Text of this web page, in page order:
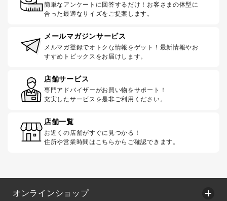
簡単なアンケートに回答するだけ！お客さまの体型に
合った最適なサイズをご提案します。
メールマガジンサービス
メルマガ登録でオトクな情報をゲット！最新情報やお
すすめトピックスをお届けします。
店舗サービス
専門アドバイザーがお買い物をサポート！
充実したサービスを是非ご利用ください。
店舗一覧
お近くの店舗がすぐに見つかる！
住所や営業時間はこちらからご確認できます。
オンラインショップ